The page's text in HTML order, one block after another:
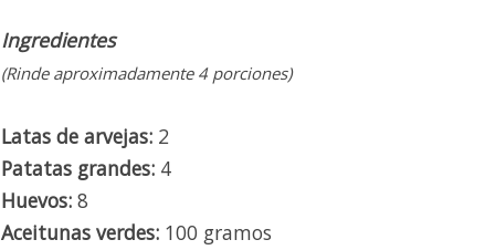
Ingredientes
(Rinde aproximadamente 4 porciones)
Latas de arvejas: 2
Patatas grandes: 4
Huevos: 8
Aceitunas verdes: 100 gramos